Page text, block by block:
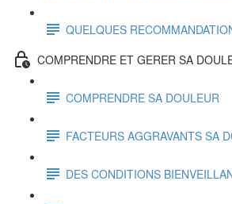
QUELQUES
COMPRENDRE ET GERER SA
COMPRENDRE SA DOULEUR
FACTEURS AGGRAVANTS SA
DES CONDITIONS